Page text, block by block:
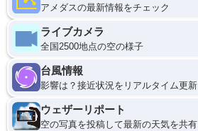
アメダスの最新情報をチェック
ライブカメラ
全国2500地点の空の様子
台風情報
影響は？接近状況をリアルタイム更新
ウェザーリポート
空の写真を投稿して最新の天気を共有